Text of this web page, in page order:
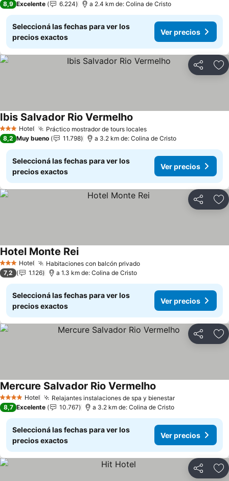
8,9 Excelente 6.224 a 2.4 km de: Colina de Cristo
Seleccioná las fechas para ver los
precios exactos
Ver precios
Compartir
3 Estrellas
Hotel Práctico mostrador de tours localesVer precios
Ibis Salvador Rio Vermelho
8,2 Muy bueno 11.798 a 3.2 km de: Colina de Cristo
Seleccioná las fechas para ver los
precios exactos
Ver precios
Compartir
3 Estrellas
Hotel Habitaciones con balcón privadoVer precios
Hotel Monte ReiVer precios
7,2 1.126 a 1.3 km de: Colina de Cristo
Seleccioná las fechas para ver los
precios exactos
Ver precios
Compartir
4 EstrellasHotel Relajantes instalaciones de spa y bienestarVer precios
Mercure Salvador Rio Vermelho
8,7 Excelente 10.767 a 3.2 km de: Colina de Cristo
Seleccioná las fechas para ver los
precios exactos
Ver precios
Compartir